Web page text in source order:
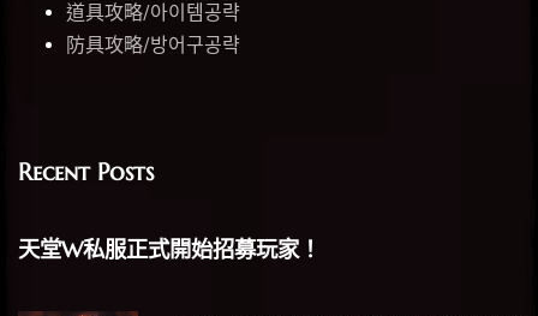
道具攻略/아이템공략
防具攻略/방어구공략
Recent Posts
天堂W私服正式開始招募玩家！